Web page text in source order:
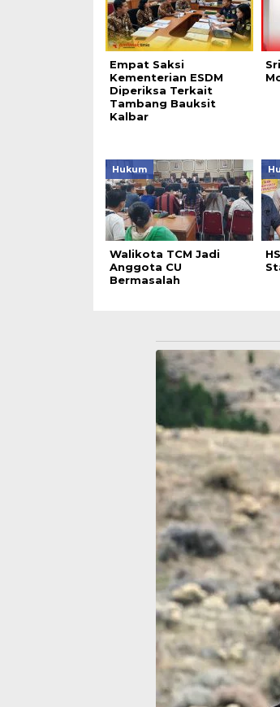
Empat Saksi
Kementerian ESDM
Diperiksa Terkait
Tambang Bauksit
Kalbar
Hukum
Walikota TCM Jadi
Anggota CU
Bermasalah